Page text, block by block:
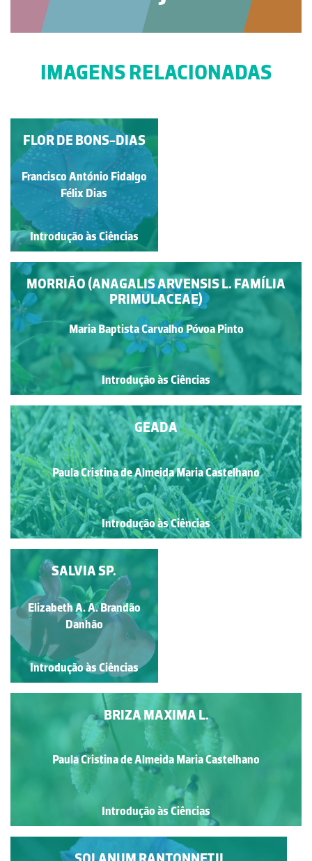
IMAGENS RELACIONADAS
PHRAGMITES
AUSTRALIS (CAV.)
STEUDEL
Rubim Manuel Almeida da
Silva
Introdução às Ciências
MORRIÃO (ANAGALIS ARVENSIS L. FAMÍLIA
PRIMULACEAE)
Maria Baptista Carvalho Póvoa Pinto
Introdução às Ciências
GEADA
Paula Cristina de Almeida Maria Castelhano
Introdução às Ciências
FLOR DE BONS-DIAS
Francisco António Fidalgo
Félix Dias
Introdução às Ciências
FLORAÇÃO EM
CARDO-MARÍTIMO
Francisco António Fidalgo
Félix Dias
Introdução às Ciências
BRIZA MAXIMA L.
Paula Cristina de Almeida Maria Castelhano
Introdução às Ciências
SALVIA SP.
Elizabeth A. A. Brandão
Danhão
Introdução às Ciências